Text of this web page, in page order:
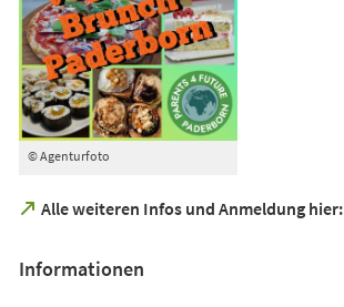
© Agenturfoto
Alle weiteren Infos und Anmeldung hier:
(Öffnet
neuen
Informationen